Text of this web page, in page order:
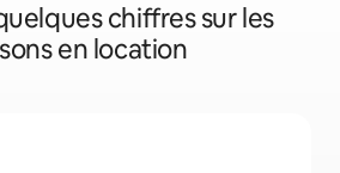
chiffres sur les
en location